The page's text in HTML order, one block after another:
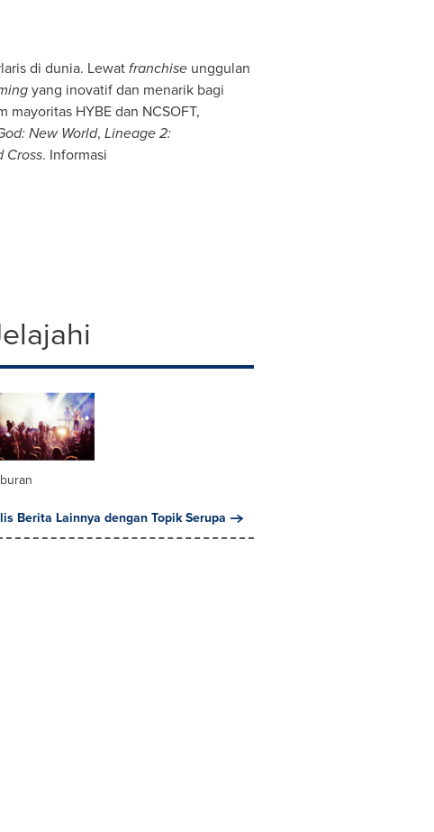
di dunia. Lewatfranchiseunggulan
yang inovatif dan menarik bagi
HYBE dan NCSOFT,
New World, Lineage 2:
Cross. Informasi
Berita Lainnya dengan Topik Serupa